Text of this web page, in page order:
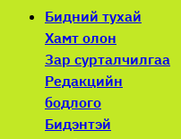
Бидний тухай
Хамт олон
Зар сурталчилгаа
Редакцийн
бодлого
Бидэнтэй